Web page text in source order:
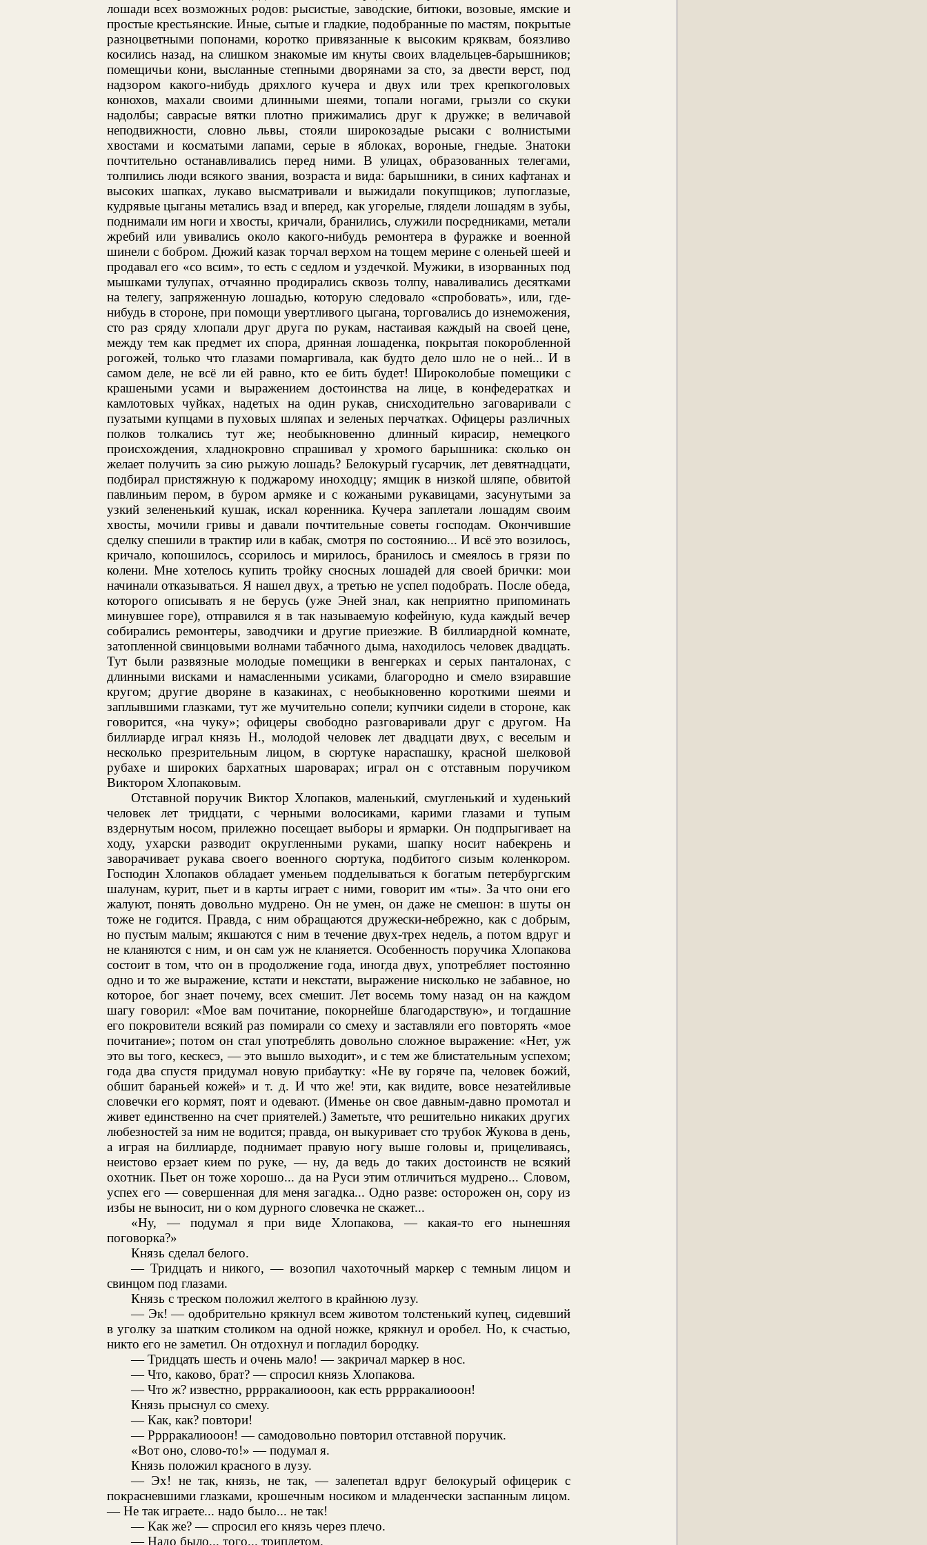
лошади всех возможных родов: рысистые, заводские, битюки, возовые, ямские и
простые крестьянские. Иные, сытые и гладкие, подобранные по мастям, покрытые
разноцветными попонами, коротко привязанные к высоким кряквам, боязливо
косились назад, на слишком знакомые им кнуты своих владельцев-барышников;
помещичьи кони, высланные степными дворянами за сто, за двести верст, под
надзором какого-нибудь дряхлого кучера и двух или трех крепкоголовых
конюхов, махали своими длинными шеями, топали ногами, грызли со скуки
надолбы; саврасые вятки плотно прижимались друг к дружке; в величавой
неподвижности, словно львы, стояли широкозадые рысаки с волнистыми
хвостами и косматыми лапами, серые в яблоках, вороные, гнедые. Знатоки
почтительно останавливались перед ними. В улицах, образованных телегами,
толпились люди всякого звания, возраста и вида: барышники, в синих кафтанах и
высоких шапках, лукаво высматривали и выжидали покупщиков; лупоглазые,
кудрявые цыганы метались взад и вперед, как угорелые, глядели лошадям в зубы,
поднимали им ноги и хвосты, кричали, бранились, служили посредниками, метали
жребий или увивались около какого-нибудь ремонтера в фуражке и военной
шинели с бобром. Дюжий казак торчал верхом на тощем мерине с оленьей шеей и
продавал его «со всим», то есть с седлом и уздечкой. Мужики, в изорванных под
мышками тулупах, отчаянно продирались сквозь толпу, наваливались десятками
на телегу, запряженную лошадью, которую следовало «спробовать», или, где-
нибудь в стороне, при помощи увертливого цыгана, торговались до изнеможения,
сто раз сряду хлопали друг друга по рукам, настаивая каждый на своей цене,
между тем как предмет их спора, дрянная лошаденка, покрытая покоробленной
рогожей, только что глазами помаргивала, как будто дело шло не о ней... И в
самом деле, не всё ли ей равно, кто ее бить будет! Широколобые помещики с
крашеными усами и выражением достоинства на лице, в конфедератках и
камлотовых чуйках, надетых на один рукав, снисходительно заговаривали с
пузатыми купцами в пуховых шляпах и зеленых перчатках. Офицеры различных
полков толкались тут же; необыкновенно длинный кирасир, немецкого
происхождения, хладнокровно спрашивал у хромого барышника: сколько он
желает получить за сию рыжую лошадь? Белокурый гусарчик, лет девятнадцати,
подбирал пристяжную к поджарому иноходцу; ямщик в низкой шляпе, обвитой
павлиньим пером, в буром армяке и с кожаными рукавицами, засунутыми за
узкий зелененький кушак, искал коренника. Кучера заплетали лошадям своим
хвосты, мочили гривы и давали почтительные советы господам. Окончившие
сделку спешили в трактир или в кабак, смотря по состоянию... И всё это возилось,
кричало, копошилось, ссорилось и мирилось, бранилось и смеялось в грязи по
колени. Мне хотелось купить тройку сносных лошадей для своей брички: мои
начинали отказываться. Я нашел двух, а третью не успел подобрать. После обеда,
которого описывать я не берусь (уже Эней знал, как неприятно припоминать
минувшее горе), отправился я в так называемую кофейную, куда каждый вечер
собирались ремонтеры, заводчики и другие приезжие. В биллиардной комнате,
затопленной свинцовыми волнами табачного дыма, находилось человек двадцать.
Тут были развязные молодые помещики в венгерках и серых панталонах, с
длинными висками и намасленными усиками, благородно и смело взиравшие
кругом; другие дворяне в казакинах, с необыкновенно короткими шеями и
заплывшими глазками, тут же мучительно сопели; купчики сидели в стороне, как
говорится, «на чуку»; офицеры свободно разговаривали друг с другом. На
биллиарде играл князь Н., молодой человек лет двадцати двух, с веселым и
несколько презрительным лицом, в сюртуке нараспашку, красной шелковой
рубахе и широких бархатных шароварах; играл он с отставным поручиком
Виктором Хлопаковым.
Отставной поручик Виктор Хлопаков, маленький, смугленький и худенький
человек лет тридцати, с черными волосиками, карими глазами и тупым
вздернутым носом, прилежно посещает выборы и ярмарки. Он подпрыгивает на
ходу, ухарски разводит округленными руками, шапку носит набекрень и
заворачивает рукава своего военного сюртука, подбитого сизым коленкором.
Господин Хлопаков обладает уменьем подделываться к богатым петербургским
шалунам, курит, пьет и в карты играет с ними, говорит им «ты». За что они его
жалуют, понять довольно мудрено. Он не умен, он даже не смешон: в шуты он
тоже не годится. Правда, с ним обращаются дружески-небрежно, как с добрым,
но пустым малым; якшаются с ним в течение двух-трех недель, а потом вдруг и
не кланяются с ним, и он сам уж не кланяется. Особенность поручика Хлопакова
состоит в том, что он в продолжение года, иногда двух, употребляет постоянно
одно и то же выражение, кстати и некстати, выражение нисколько не забавное, но
которое, бог знает почему, всех смешит. Лет восемь тому назад он на каждом
шагу говорил: «Мое вам почитание, покорнейше благодарствую», и тогдашние
его покровители всякий раз помирали со смеху и заставляли его повторять «мое
почитание»; потом он стал употреблять довольно сложное выражение: «Нет, уж
это вы того, кескесэ, — это вышло выходит», и с тем же блистательным успехом;
года два спустя придумал новую прибаутку: «Не ву горяче па, человек божий,
обшит бараньей кожей» и т. д. И что же! эти, как видите, вовсе незатейливые
словечки его кормят, поят и одевают. (Именье он свое давным-давно промотал и
живет единственно на счет приятелей.) Заметьте, что решительно никаких других
любезностей за ним не водится; правда, он выкуривает сто трубок Жукова в день,
а играя на биллиарде, поднимает правую ногу выше головы и, прицеливаясь,
неистово ерзает кием по руке, — ну, да ведь до таких достоинств не всякий
охотник. Пьет он тоже хорошо... да на Руси этим отличиться мудрено... Словом,
успех его — совершенная для меня загадка... Одно разве: осторожен он, сору из
избы не выносит, ни о ком дурного словечка не скажет...
«Ну, — подумал я при виде Хлопакова, — какая-то его нынешняя
поговорка?»
Князь сделал белого.
— Тридцать и никого, — возопил чахоточный маркер с темным лицом и
свинцом под глазами.
Князь с треском положил желтого в крайнюю лузу.
— Эк! — одобрительно крякнул всем животом толстенький купец, сидевший
в уголку за шатким столиком на одной ножке, крякнул и оробел. Но, к счастью,
никто его не заметил. Он отдохнул и погладил бородку.
— Тридцать шесть и очень мало! — закричал маркер в нос.
— Что, каково, брат? — спросил князь Хлопакова.
— Что ж? известно, рррракалиооон, как есть рррракалиооон!
Князь прыснул со смеху.
— Как, как? повтори!
— Рррракалиооон! — самодовольно повторил отставной поручик.
«Вот оно, слово-то!» — подумал я.
Князь положил красного в лузу.
— Эх! не так, князь, не так, — залепетал вдруг белокурый офицерик с
покрасневшими глазками, крошечным носиком и младенчески заспанным лицом.
— Не так играете... надо было... не так!
— Как же? — спросил его князь через плечо.
— Надо было... того... триплетом.